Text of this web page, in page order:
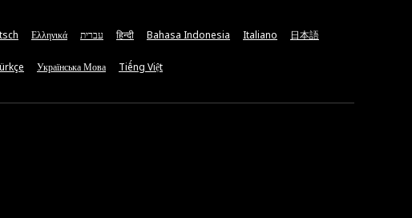
Ελληνικά עברית हिन्दी Bahasa Indonesia Italiano 日本語
Українська Мова Tiếng Việt